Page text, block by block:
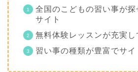
全国のこどもの習い事が探
サイト
無料体験レッスンが充実し
習い事の種類が豊富でサ